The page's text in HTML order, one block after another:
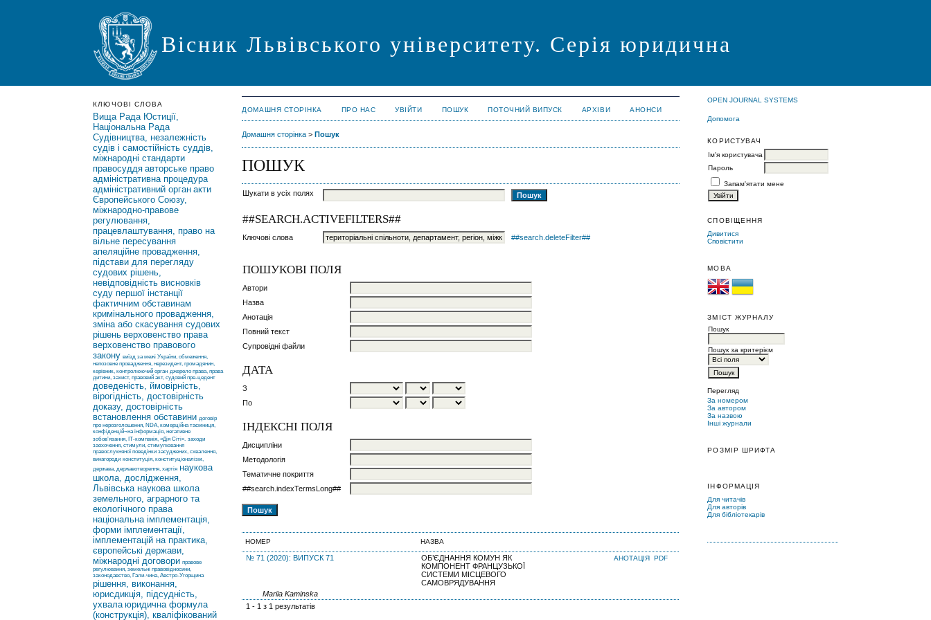
Вісник Львівського університету. Серія юридична
КЛЮЧОВІ СЛОВА
Вища Рада Юстиції,
Національна Рада
Судівництва, незалежність
судів і самостійність суддів,
міжнародні стандарти
правосуддя авторське право
адміністративна процедура
адміністративний орган акти
Європейського Союзу,
міжнародно-правове
регулювання,
працевлаштування, право на
вільне пересування
апеляційне провадження,
підстави для перегляду
судових рішень,
невідповідність висновків
суду першої інстанції
фактичним обставинам
кримінального провадження,
зміна або скасування судових
рішень верховенство права
верховенство правового
закону виїзд за межі України, обмеження,
непозовне провадження, нерезидент, громадянин,
керівник, контролюючий орган джерело права, права
дитини, захист, правовий акт, судовий пре-цедент
доведеність, ймовірність,
вірогідність, достовірність
доказу, достовірність
встановлення обставини договір
про нерозголошення, NDA, комерційна таємниця,
конфіденцій¬на інформація, негативне
зобов’язання, ІТ-компанія, «Дія Сіті». заходи
заохочення, стимули, стимулювання
правослухняної поведінки засуджених, схвалення,
винагороди конституція, конституціоналізм,
держава, державотворення, хартія наукова
школа, дослідження,
Львівська наукова школа
земельного, аграрного та
екологічного права
національна імплементація,
форми імплементації,
імплементацій на практика,
європейські держави,
міжнародні договори правове
регулювання, земельні правовідносини,
законодавство, Гали-чина, Австро-Угорщина
рішення, виконання,
юрисдикція, підсудність,
ухвала юридична формула
(конструкція), кваліфікований
OPEN JOURNAL SYSTEMS
Допомога
КОРИСТУВАЧ
Ім'я користувача
Пароль
Запам'ятати мене
СПОВІЩЕННЯ
Дивитися
Сповістити
МОВА
ЗМІСТ ЖУРНАЛУ
Пошук
Пошук за критерієм
Перегляд
За номером
За автором
За назвою
Інші журнали
РОЗМІР ШРИФТА
ІНФОРМАЦІЯ
Для читачів
Для авторів
Для бібліотекарів
ДОМАШНЯ СТОРІНКА ПРО НАС УВІЙТИ ПОШУК ПОТОЧНИЙ ВИПУСК АРХІВИ АНОНСИ
Домашня сторінка >Пошук
ПОШУК
Шукати в усіх полях
##SEARCH.ACTIVEFILTERS##
Ключові слова ##search.deleteFilter##
ПОШУКОВІ ПОЛЯ
Автори
Назва
Анотація
Повний текст
Супровідні файли
ДАТА
З
По
ІНДЕКСНІ ПОЛЯ
Дисципліни
Методологія
Тематичне покриття
##search.indexTermsLong##
НОМЕР НАЗВА
№ 71 (2020): ВИПУСК 71
ОБ’ЄДНАННЯ КОМУН ЯК
КОМПОНЕНТ ФРАНЦУЗЬКОЇ
СИСТЕМИ МІСЦЕВОГО
САМОВРЯДУВАННЯ
АНОТАЦІЯ PDF
Mariia Kaminska
1 - 1 з 1 результатів